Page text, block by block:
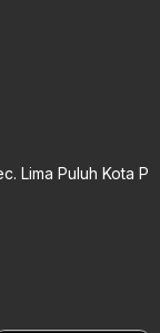
Lima Puluh Kota P